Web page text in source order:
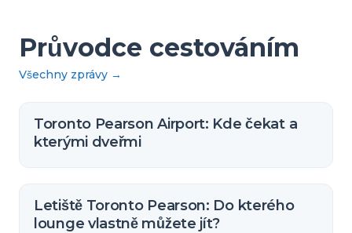
Průvodce cestováním
Všechny zprávy →
Toronto Pearson Airport: Kde čekat a
kterými dveřmi
Letiště Toronto Pearson: Do kterého
lounge vlastně můžete jít?